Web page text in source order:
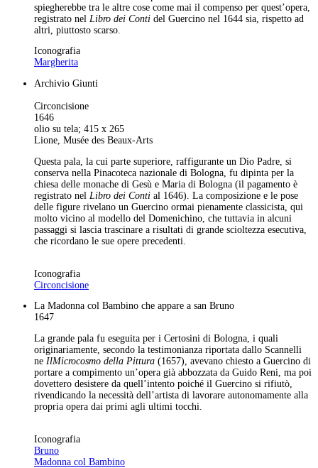
spiegherebbe tra le altre cose come mai il compenso per quest’opera,
registrato nel Libro dei Conti del Guercino nel 1644 sia, rispetto ad
altri, piuttosto scarso.
Iconografia
Margherita
Archivio Giunti
Circoncisione
1646
olio su tela; 415 x 265
Lione, Musée des Beaux-Arts
Questa pala, la cui parte superiore, raffigurante un Dio Padre, si
conserva nella Pinacoteca nazionale di Bologna, fu dipinta per la
chiesa delle monache di Gesù e Maria di Bologna (il pagamento è
registrato nel Libro dei Conti al 1646). La composizione e le pose
delle figure rivelano un Guercino ormai pienamente classicista, qui
molto vicino al modello del Domenichino, che tuttavia in alcuni
passaggi si lascia trascinare a risultati di grande scioltezza esecutiva,
che ricordano le sue opere precedenti.
Iconografia
Circoncisione
La Madonna col Bambino che appare a san Bruno
1647
La grande pala fu eseguita per i Certosini di Bologna, i quali
originariamente, secondo la testimonianza riportata dallo Scannelli
ne IlMicrocosmo della Pittura (1657), avevano chiesto a Guercino di
portare a compimento un’opera già abbozzata da Guido Reni, ma poi
dovettero desistere da quell’intento poiché il Guercino si rifiutò,
rivendicando la necessità dell’artista di lavorare autonomamente alla
propria opera dai primi agli ultimi tocchi.
Iconografia
Bruno
Madonna col Bambino